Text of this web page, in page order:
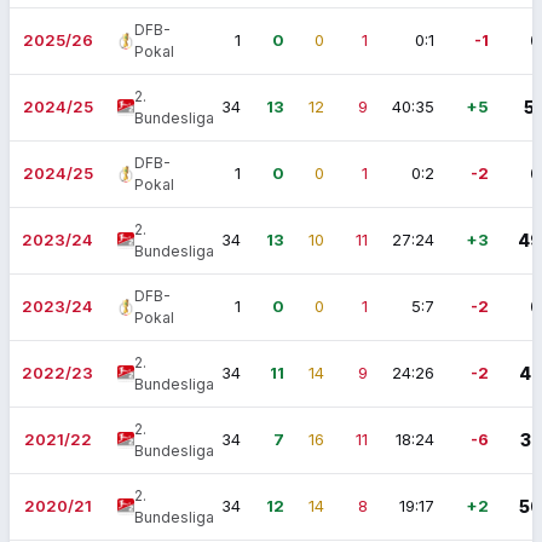
2025/26
DFB-
Pokal
1 0 0 1 0:1 -1 0
2024/25
2.
Bundesliga
34 13 12 9 40:35 +5 51
2024/25
DFB-
Pokal
1 0 0 1 0:2 -2 0
2023/24
2.
Bundesliga
34 13 10 11 27:24 +3 49
2023/24
DFB-
Pokal
1 0 0 1 5:7 -2 0
2022/23
2.
Bundesliga
34 11 14 9 24:26 -2 47
2021/22
2.
Bundesliga
34 7 16 11 18:24 -6 37
2020/21
2.
Bundesliga
34 12 14 8 19:17 +2 50